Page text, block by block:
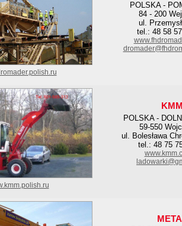
POLSKA -
84 - 200
ul.
tel.: 48 58
POLSKA -
59-550
ul. Bolesława
tel.: 48 75